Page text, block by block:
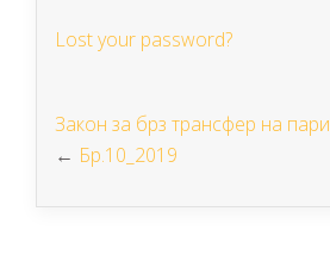
Lost your password?
Закон за брз трансфер на пари
← Бр.10_2019